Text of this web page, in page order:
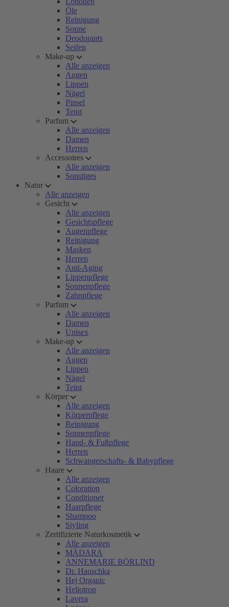
Öle
Reinigung
Sonne
Deodorants
Seifen
Make-up
Alle anzeigen
Augen
Lippen
Nägel
Pinsel
Teint
Parfum
Alle anzeigen
Damen
Herren
Accessoires
Alle anzeigen
Sonstiges
Natur
Alle anzeigen
Gesicht
Alle anzeigen
Gesichtspflege
Augenpflege
Reinigung
Masken
Herren
Anti-Aging
Lippenpflege
Sonnenpflege
Zahnpflege
Parfum
Alle anzeigen
Damen
Unisex
Make-up
Alle anzeigen
Augen
Lippen
Nägel
Teint
Körper
Alle anzeigen
Körperpflege
Reinigung
Sonnenpflege
Hand- & Fußpflege
Herren
Schwangerschafts- & Babypflege
Haare
Alle anzeigen
Coloration
Conditioner
Haarpflege
Shampoo
Styling
Zertifizierte Naturkosmetik
Alle anzeigen
MÁDARA
ANNEMARIE BÖRLIND
Dr. Hauschka
Hej Organic
Heliotrop
Lavera